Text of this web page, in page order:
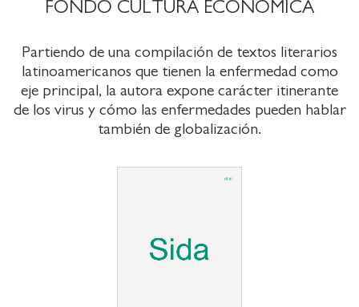
FONDO CULTURA ECONÓMICA
Partiendo de una compilación de textos literarios
latinoamericanos que tienen la enfermedad como
eje principal, la autora expone carácter itinerante
de los virus y cómo las enfermedades pueden hablar
también de globalización.